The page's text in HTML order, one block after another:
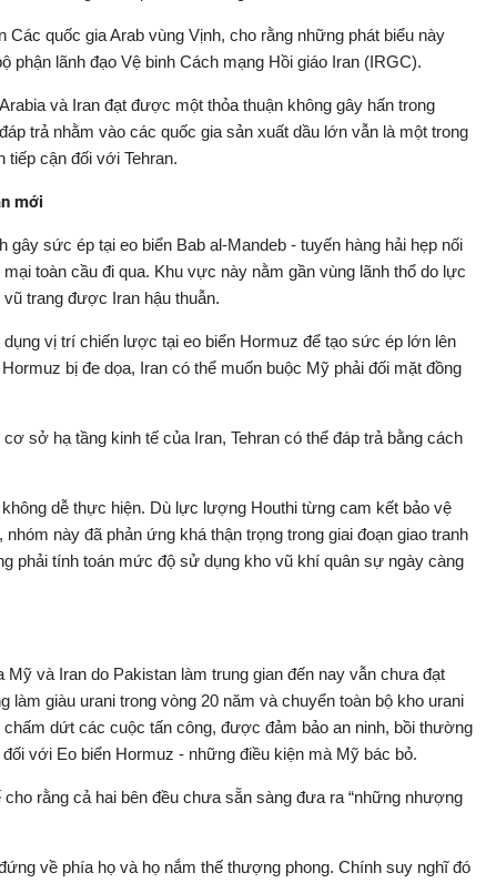
Các quốc gia Arab vùng Vịnh, cho rằng những phát biểu này
lãnh đạo Vệ binh Cách mạng Hồi giáo Iran (IRGC).
và Iran đạt được một thỏa thuận không gây hấn trong
trả nhằm vào các quốc gia sản xuất dầu lớn vẫn là một trong
tiếp cận đối với Tehran.
mới
sức ép tại eo biển Bab al-Mandeb - tuyến hàng hải hẹp nối
toàn cầu đi qua. Khu vực này nằm gần vùng lãnh thổ do lực
trang được Iran hậu thuẫn.
dụng vị trí chiến lược tại eo biển Hormuz để tạo sức ép lớn lên
bị đe dọa, Iran có thể muốn buộc Mỹ phải đối mặt đồng
sở hạ tầng kinh tế của Iran, Tehran có thể đáp trả bằng cách
dễ thực hiện. Dù lực lượng Houthi từng cam kết bảo vệ
này đã phản ứng khá thận trọng trong giai đoạn giao tranh
phải tính toán mức độ sử dụng kho vũ khí quân sự ngày càng
và Iran do Pakistan làm trung gian đến nay vẫn chưa đạt
làm giàu urani trong vòng 20 năm và chuyển toàn bộ kho urani
dứt các cuộc tấn công, được đảm bảo an ninh, bồi thường
với Eo biển Hormuz - những điều kiện mà Mỹ bác bỏ.
rằng cả hai bên đều chưa sẵn sàng đưa ra “những nhượng
về phía họ và họ nắm thế thượng phong. Chính suy nghĩ đó